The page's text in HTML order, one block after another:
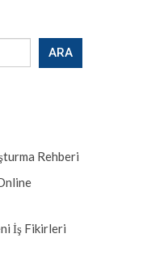
ARA
Rehberi
İş Fikirleri